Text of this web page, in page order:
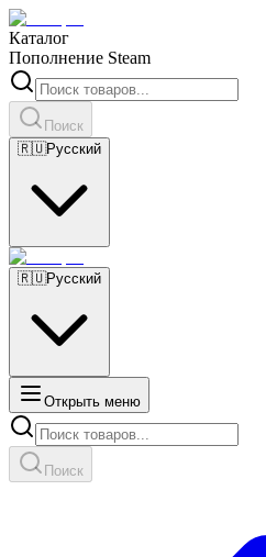
Каталог
Пополнение Steam
Поиск
🇷🇺Русский
🇷🇺Русский
Открыть меню
Поиск